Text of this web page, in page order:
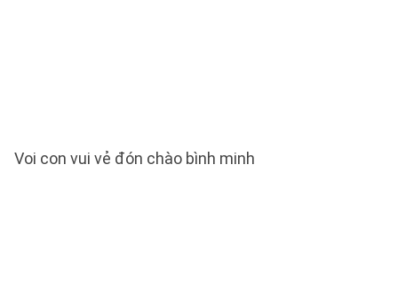
Voi con vui vẻ đón chào bình minh